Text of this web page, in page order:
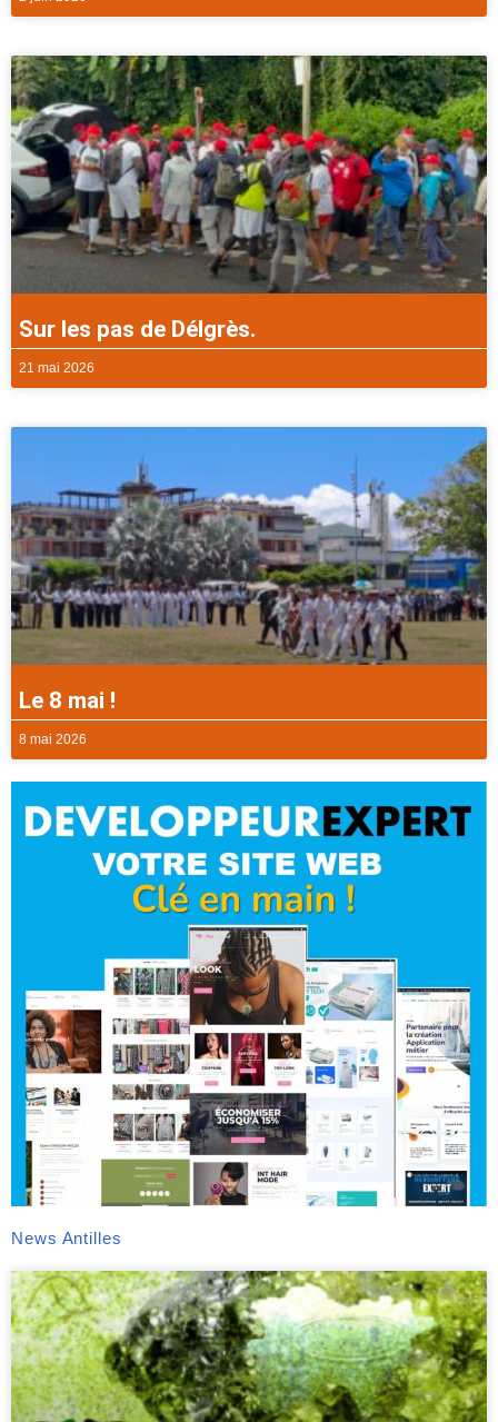
Sur les pas de Délgrès.
21 mai 2026
Le 8 mai !
8 mai 2026
News Antilles